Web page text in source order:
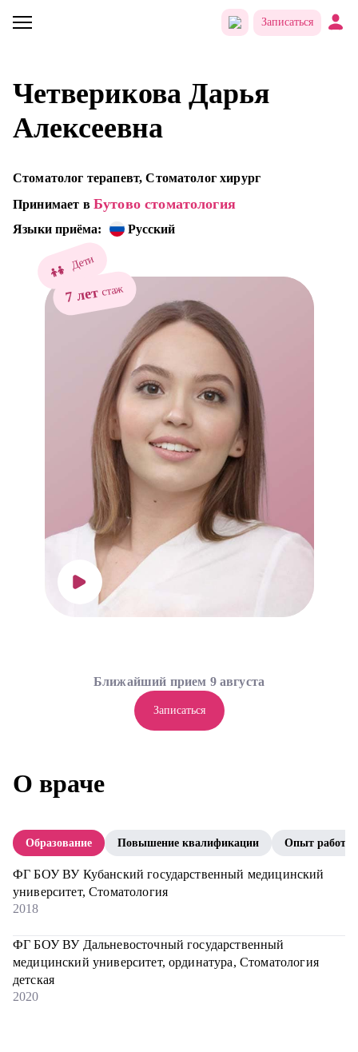
Записаться
Четверикова Дарья
Алексеевна
Стоматолог терапевт, Стоматолог хирург
Принимает в Бутово стоматология
Языки приёма: Русский
Дети
7 летстаж
Записаться
Ближайший прием 9 августа
О враче
Образование Повышение квалификации Опыт работы
ФГ БОУ ВУ Кубанский государственный медицинский
университет, Стоматология
2018
ФГ БОУ ВУ Дальневосточный государственный
медицинский университет, ординатура, Стоматология
детская
2020